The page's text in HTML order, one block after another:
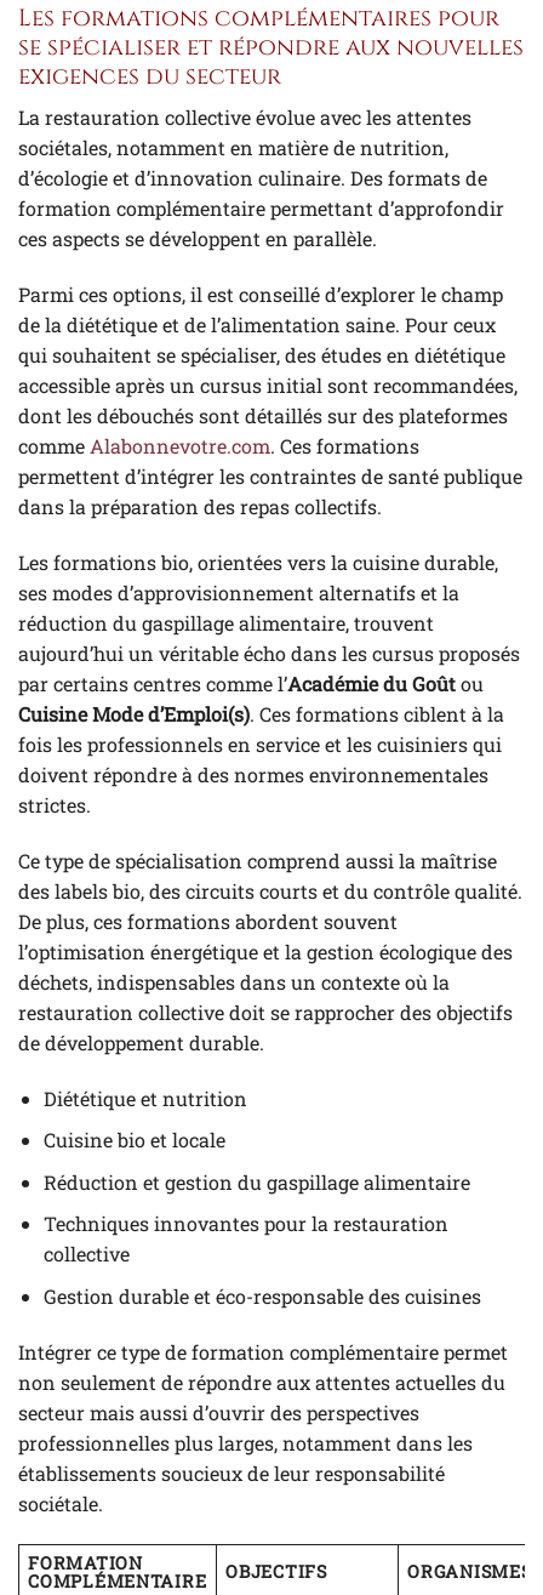
Les formations complémentaires pour
se spécialiser et répondre aux nouvelles
exigences du secteur
La restauration collective évolue avec les attentes
sociétales, notamment en matière de nutrition,
d’écologie et d’innovation culinaire. Des formats de
formation complémentaire permettant d’approfondir
ces aspects se développent en parallèle.
Parmi ces options, il est conseillé d’explorer le champ
de la diététique et de l’alimentation saine. Pour ceux
qui souhaitent se spécialiser, des études en diététique
accessible après un cursus initial sont recommandées,
dont les débouchés sont détaillés sur des plateformes
commeAlabonnevotre.com. Ces formations
permettent d’intégrer les contraintes de santé publique
dans la préparation des repas collectifs.
Les formations bio, orientées vers la cuisine durable,
ses modes d’approvisionnement alternatifs et la
réduction du gaspillage alimentaire, trouvent
aujourd’hui un véritable écho dans les cursus proposés
par certains centres comme l’Académie du Goûtou
Cuisine Mode d’Emploi(s). Ces formations ciblent à la
fois les professionnels en service et les cuisiniers qui
doivent répondre à des normes environnementales
strictes.
Ce type de spécialisation comprend aussi la maîtrise
des labels bio, des circuits courts et du contrôle qualité.
De plus, ces formations abordent souvent
l’optimisation énergétique et la gestion écologique des
déchets, indispensables dans un contexte où la
restauration collective doit se rapprocher des objectifs
de développement durable.
Diététique et nutrition
Cuisine bio et locale
Réduction et gestion du gaspillage alimentaire
Techniques innovantes pour la restauration
collective
Gestion durable et éco-responsable des cuisines
Intégrer ce type de formation complémentaire permet
non seulement de répondre aux attentes actuelles du
secteur mais aussi d’ouvrir des perspectives
professionnelles plus larges, notamment dans les
établissements soucieux de leur responsabilité
sociétale.
FORMATION
COMPLÉMENTAIRE OBJECTIFS ORGANISMES